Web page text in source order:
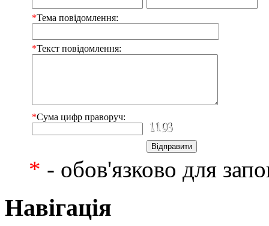
*Тема повідомлення:
*Текст повідомлення:
*Сума цифр праворуч:
* - обов'язково для
Навігація